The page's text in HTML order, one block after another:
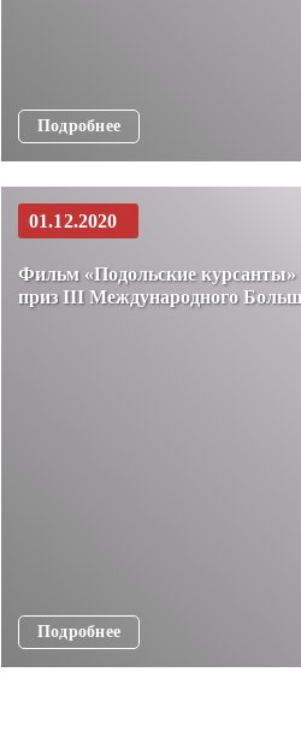
Подробнее
01.12.2020
Фильм «Подольские
приз III Международного
Подробнее